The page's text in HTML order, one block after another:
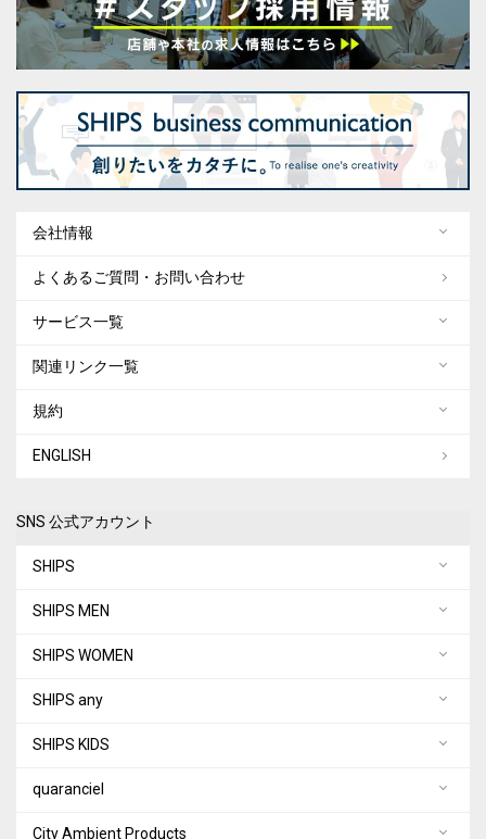
会社情報
よくあるご質問・お問い合わせ
サービス一覧
関連リンク一覧
規約
ENGLISH
SNS 公式アカウント
SHIPS
SHIPS MEN
SHIPS WOMEN
SHIPS any
SHIPS KIDS
quaranciel
City Ambient Products